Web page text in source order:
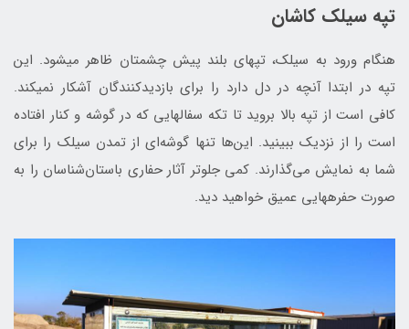
تپه سیلک کاشان
هنگام ورود به سیلک، تپه‎ای بلند پیش چشمتان ظاهر می‎شود. این
تپه در ابتدا آن‎چه در دل دارد را برای بازدیدکنندگان آشکار نمی‎کند.
کافی است از تپه بالا بروید تا تکه سفال‎هایی که در گوشه و کنار افتاده
است را از نزدیک ببینید. این‌ها تنها گوشه‌ای از تمدن سیلک را برای
شما به نمایش می‌گذارند. کمی جلوتر آثار حفاری باستان‌شناسان را به
صورت حفره‎هایی عمیق خواهید دید.